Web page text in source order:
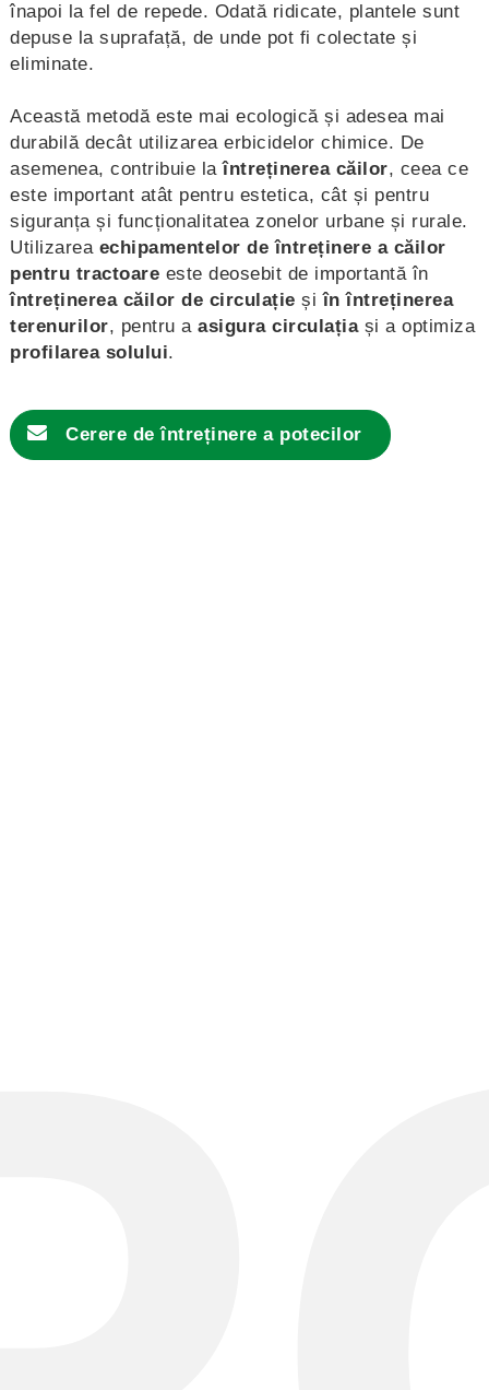
înapoi la fel de repede. Odată ridicate, plantele sunt
depuse la suprafață, de unde pot fi colectate și
eliminate.
Această metodă este mai ecologică și adesea mai
durabilă decât utilizarea erbicidelor chimice. De
asemenea, contribuie laîntreținerea căilor, ceea ce
este important atât pentru estetica, cât și pentru
siguranța și funcționalitatea zonelor urbane și rurale.
Utilizarea echipamentelor de întreținere a căilor
pentru tractoare este deosebit de importantă în
întreținerea căilor de circulație șiîn întreținerea
terenurilor, pentru a asigura circulațiași a optimiza
profilarea solului.
Cerere deîntreținere a potecilor